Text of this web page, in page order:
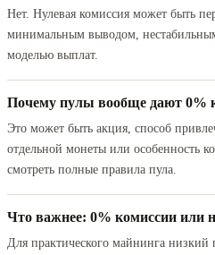
Нет. Нулевая комиссия может быть
минимальным выводом,
моделью выплат.
Почему пулы вообще дают 0%
Это может быть акция, способ
отдельной монеты или особенность
смотреть полные правила пула.
Что важнее: 0% комиссии или
Для практического майнинга низкий